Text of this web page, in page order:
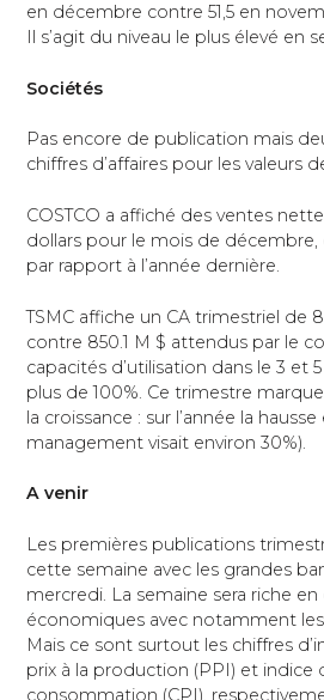
en décembre contre 51,5 en
Il s’agit du niveau le plus élevé en
Sociétés
Pas encore de publication mais
chiffres d’affaires pour les valeurs
COSTCO a affiché des ventes
dollars pour le mois de décembre,
par rapport à l’année dernière.
TSMC affiche un CA trimestriel de
contre 850.1 M $ attendus par le
capacités d’utilisation dans le 3 et
plus de 100%. Ce trimestre
la croissance : sur l’année la
management visait environ 30%).
A venir
Les premières publications
cette semaine avec les grandes
mercredi. La semaine sera riche
économiques avec notamment
Mais ce sont surtout les chiffres
prix à la production (PPI) et indice
consommation (CPI),